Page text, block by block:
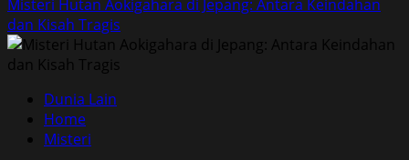
Misteri Hutan Aokigahara di Jepang: Antara Keindahan
dan Kisah Tragis
Dunia Lain
Home
Misteri